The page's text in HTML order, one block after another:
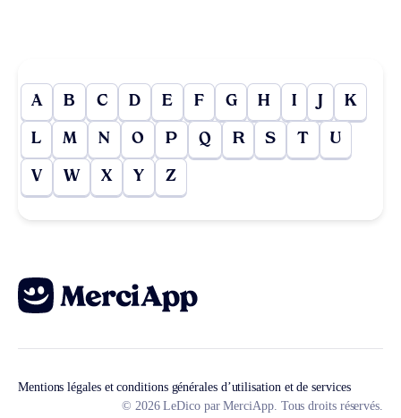
A B C D E F G H I J K
L M N O P Q R S T U
V W X Y Z
Mentions légales et conditions générales d’utilisation et de services
© 2026 LeDico par MerciApp. Tous droits réservés.